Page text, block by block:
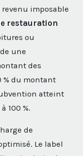
imposable
restauration
ou
une
des
% du montant
atteint
100 %.
de
Le label